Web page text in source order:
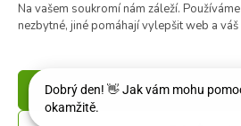
Na vašem soukromí nám záleží.
nezbytné, jiné pomáhají vylepšit web a váš
Příjmout
🕑 Po – Čt: 9:00 –